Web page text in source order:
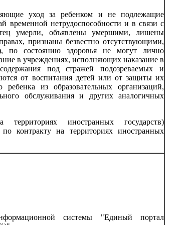
уход за ребенком и не подлежащие
временной нетрудоспособности и в связи с
умерли, объявлены умершими, лишены
признаны безвестно отсутствующими,
по состоянию здоровья не могут лично
в учреждениях, исполняющих наказание в
под стражей подозреваемых и
от воспитания детей или от защиты их
из образовательных организаций,
обслуживания и других аналогичных
иностранных государств)
контракту на территориях иностранных
системы "Единый портал